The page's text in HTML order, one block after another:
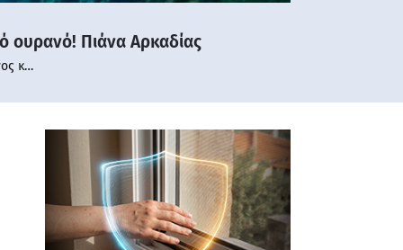
ουρανό! Πιάνα Αρκαδίας
κ…